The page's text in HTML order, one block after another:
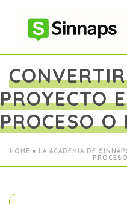
PROYECTO
PROCESO
HOME » LA ACADEMIA DE